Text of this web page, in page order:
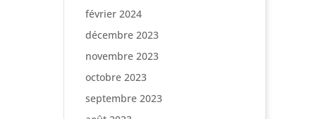
février 2024
décembre 2023
novembre 2023
octobre 2023
septembre 2023